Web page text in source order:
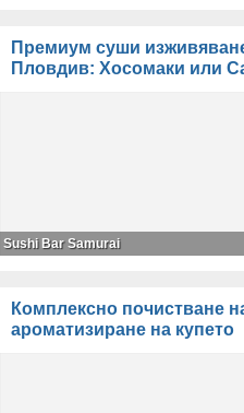
Премиум суши
Пловдив: Хосомаки или
Sushi Bar Samurai
Комплексно почистване
ароматизиране на купето